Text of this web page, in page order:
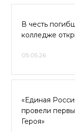
В честь
колледже
05.05.26
«Единая
провели
Героя»